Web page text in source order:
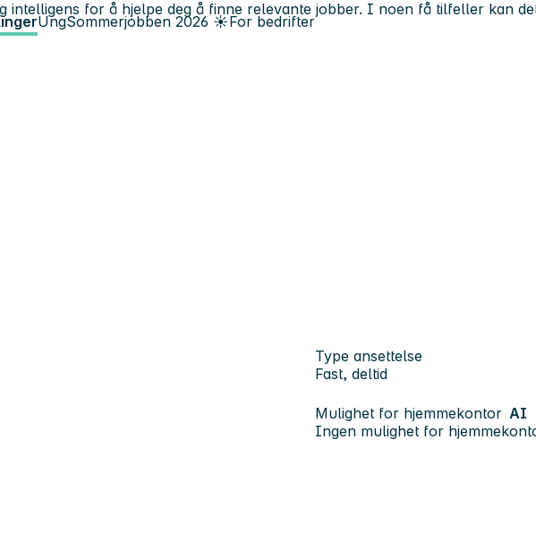
UngSommerjobben 2026 ☀️For bedrifter
Type ansettelse
Fast, deltid
Mulighet for hjemmekontor AI
Ingen mulighet for
intelligens for å hjelpe deg å finne relevante jobber. I noen få tilfeller kan